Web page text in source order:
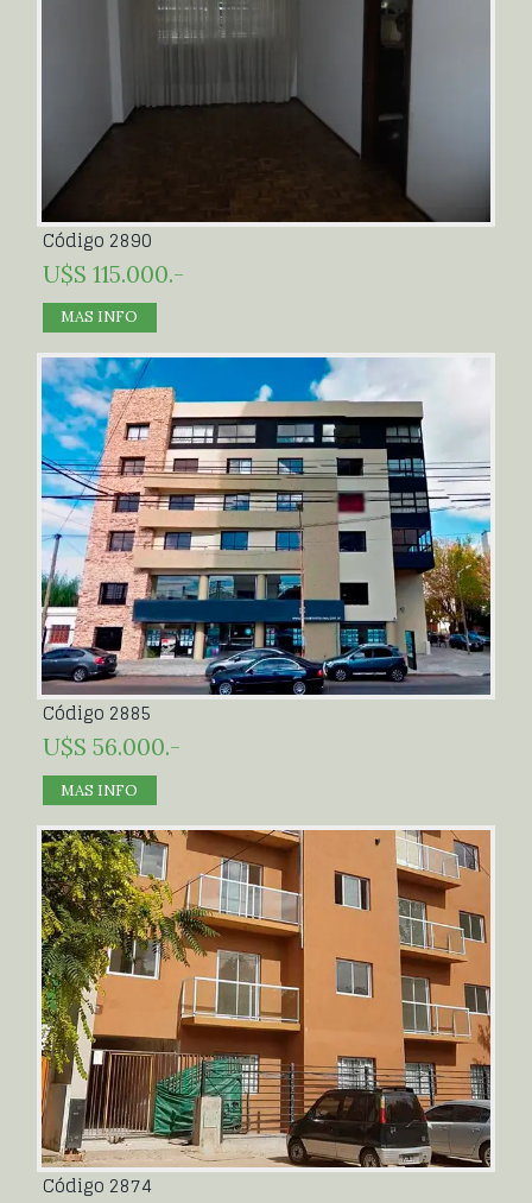
Código 2890
U$S 115.000.-
MAS INFO
Código 2885
U$S 56.000.-
MAS INFO
Código 2874